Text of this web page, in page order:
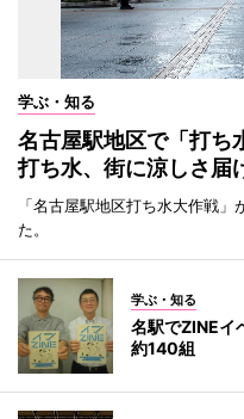
学ぶ・知る
名古屋駅地区で「打
打ち水、街に涼しさ届
「名古屋駅地区打ち水大作戦
た。
学ぶ・知る
名駅でZINE
約140組